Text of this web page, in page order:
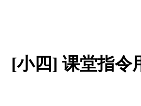
[小四] 课堂指令